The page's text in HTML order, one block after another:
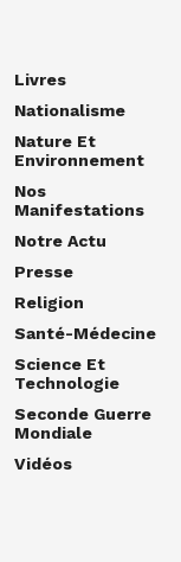
Livres
Nationalisme
Nature Et
Environnement
Nos
Manifestations
Notre Actu
Presse
Religion
Santé-Médecine
Science Et
Technologie
Seconde Guerre
Mondiale
Vidéos